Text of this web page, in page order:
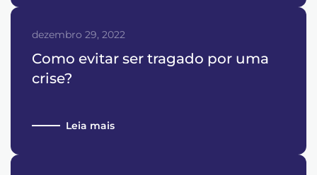
dezembro 29, 2022
Como evitar ser tragado por uma
crise?
Leia mais